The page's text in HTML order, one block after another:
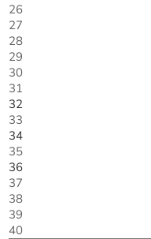
26
27
28
29
30
31
32
33
34
35
36
37
38
39
40